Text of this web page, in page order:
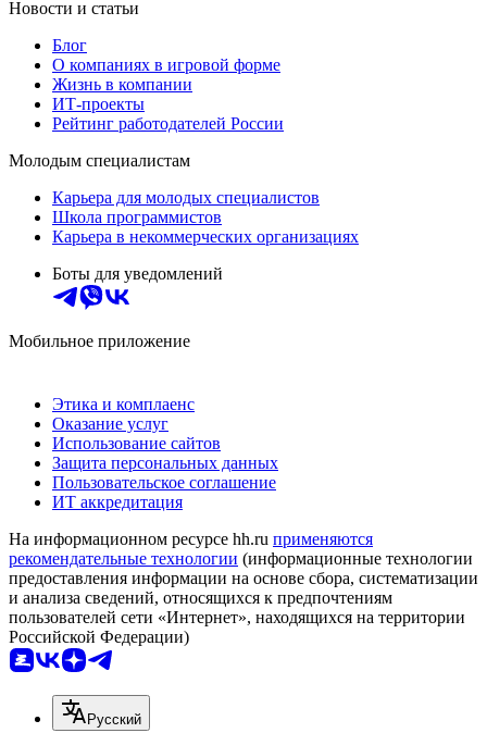
Новости и статьи
Блог
О компаниях в игровой форме
Жизнь в компании
ИТ-проекты
Рейтинг работодателей России
Молодым специалистам
Карьера для молодых специалистов
Школа программистов
Карьера в некоммерческих организациях
Боты для уведомлений
Мобильное приложение
Этика и комплаенс
Оказание услуг
Использование сайтов
Защита персональных данных
Пользовательское соглашение
ИТ аккредитация
На информационном ресурсе hh.ru применяются
рекомендательные технологии (информационные технологии
предоставления информации на основе сбора, систематизации
и анализа сведений, относящихся к предпочтениям
пользователей сети «Интернет», находящихся на территории
Российской Федерации)
Русский